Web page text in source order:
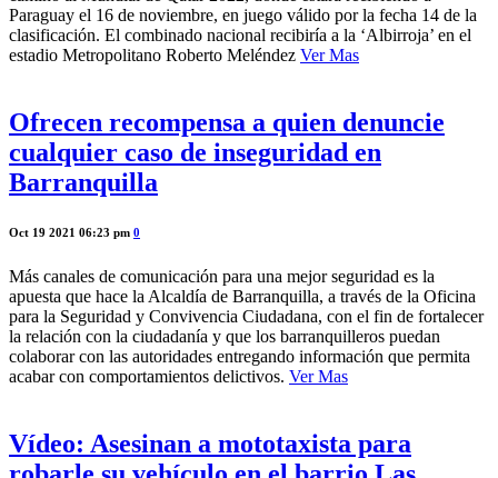
Paraguay el 16 de noviembre, en juego válido por la fecha 14 de la
clasificación. El combinado nacional recibiría a la ‘Albirroja’ en el
estadio Metropolitano Roberto Meléndez Ver Mas
Ofrecen recompensa a quien denuncie
cualquier caso de inseguridad en
Barranquilla
Oct 19 2021 06:23 pm 0
Más canales de comunicación para una mejor seguridad es la
apuesta que hace la Alcaldía de Barranquilla, a través de la Oficina
para la Seguridad y Convivencia Ciudadana, con el fin de fortalecer
la relación con la ciudadanía y que los barranquilleros puedan
colaborar con las autoridades entregando información que permita
acabar con comportamientos delictivos. Ver Mas
Vídeo: Asesinan a mototaxista para